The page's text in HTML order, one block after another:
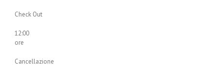
Check Out
12:00
ore
Cancellazione